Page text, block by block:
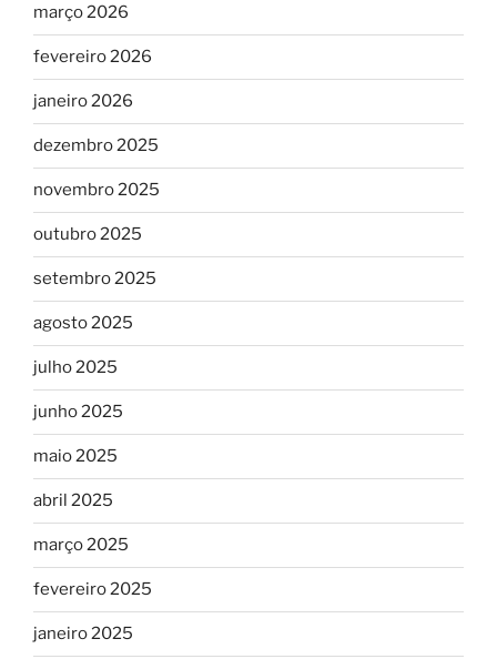
março 2026
fevereiro 2026
janeiro 2026
dezembro 2025
novembro 2025
outubro 2025
setembro 2025
agosto 2025
julho 2025
junho 2025
maio 2025
abril 2025
março 2025
fevereiro 2025
janeiro 2025